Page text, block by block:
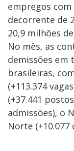
empregos
decorrente de
20,9 milhões
No mês, as
demissões em
brasileiras,
(+113.374
(+37.441
admissões), o
Norte